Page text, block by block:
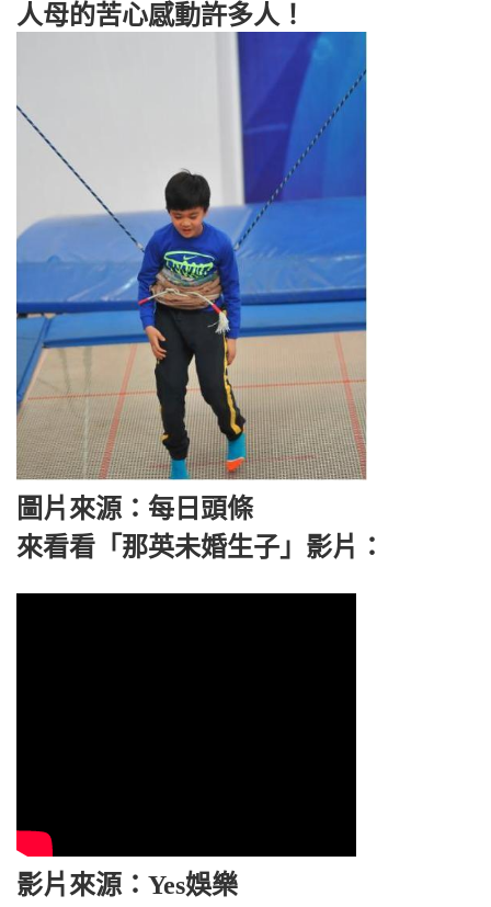
人母的苦心感動許多人！
圖片來源：每日頭條
來看看「那英未婚生子」影片：
影片來源：Yes娛樂